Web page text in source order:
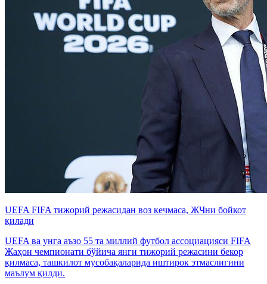
UEFA FIFA тижорий режасидан воз кечмаса, ЖЧни бойкот
қилади
UEFA ва унга аъзо 55 та миллий футбол ассоциацияси FIFA
Жаҳон чемпионати бўйича янги тижорий режасини бекор
қилмаса, ташкилот мусобақаларида иштирок этмаслигини
маълум қилди.